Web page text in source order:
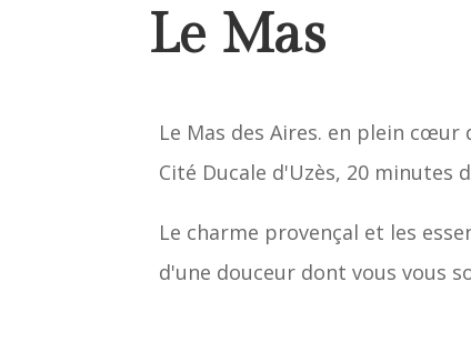
Le Mas
Le Mas des Aires. en plein
Cité Ducale d'Uzès, 20
Le charme provençal et les
d'une douceur dont vous vous